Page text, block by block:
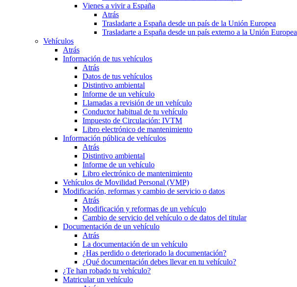
Vienes a vivir a España
Atrás
Trasladarte a España desde un país de la Unión Europea
Trasladarte a España desde un país externo a la Unión Europea
Vehículos
Atrás
Información de tus vehículos
Atrás
Datos de tus vehículos
Distintivo ambiental
Informe de un vehículo
Llamadas a revisión de un vehículo
Conductor habitual de tu vehículo
Impuesto de Circulación: IVTM
Libro electrónico de mantenimiento
Información pública de vehículos
Atrás
Distintivo ambiental
Informe de un vehículo
Libro electrónico de mantenimiento
Vehículos de Movilidad Personal (VMP)
Modificación, reformas y cambio de servicio o datos
Atrás
Modificación y reformas de un vehículo
Cambio de servicio del vehículo o de datos del titular
Documentación de un vehículo
Atrás
La documentación de un vehículo
¿Has perdido o deteriorado la documentación?
¿Qué documentación debes llevar en tu vehículo?
¿Te han robado tu vehículo?
Matricular un vehículo